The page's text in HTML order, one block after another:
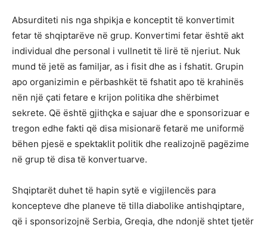
Absurditeti nis nga shpikja e konceptit të konvertimit
fetar të shqiptarëve në grup. Konvertimi fetar është akt
individual dhe personal i vullnetit të lirë të njeriut. Nuk
mund të jetë as familjar, as i fisit dhe as i fshatit. Grupin
apo organizimin e përbashkët të fshatit apo të krahinës
nën një çati fetare e krijon politika dhe shërbimet
sekrete. Që është gjithçka e sajuar dhe e sponsorizuar e
tregon edhe fakti që disa misionarë fetarë me uniformë
bëhen pjesë e spektaklit politik dhe realizojnë pagëzime
në grup të disa të konvertuarve.
Shqiptarët duhet të hapin sytë e vigjilencës para
koncepteve dhe planeve të tilla diabolike antishqiptare,
që i sponsorizojnë Serbia, Greqia, dhe ndonjë shtet tjetër